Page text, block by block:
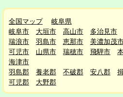
全国マップ
岐阜県
岐阜市
大垣市 高山市 多治見市
瑞浪市
羽島市 恵那市 美濃加茂
可児市
山県市 瑞穂市 飛騨市
海津市
羽島郡
養老郡 不破郡 安八郡
可児郡
大野郡